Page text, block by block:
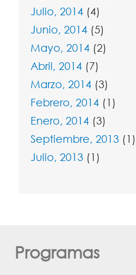
Julio, 2014 (4)
Junio, 2014 (5)
Mayo, 2014 (2)
Abril, 2014 (7)
Marzo, 2014 (3)
Febrero, 2014 (1)
Enero, 2014 (3)
Septiembre, 2013 (1)
Julio, 2013 (1)
Programas